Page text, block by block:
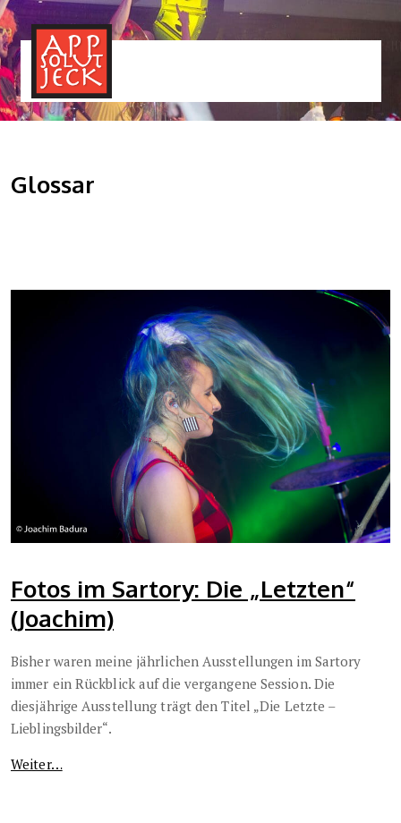
Glossar
Fotos im Sartory: Die „Letzten“
(Joachim)
Bisher waren meine jährlichen Ausstellungen im Sartory
immer ein Rückblick auf die vergangene Session. Die
diesjährige Ausstellung trägt den Titel „Die Letzte –
Lieblingsbilder“.
Weiter…